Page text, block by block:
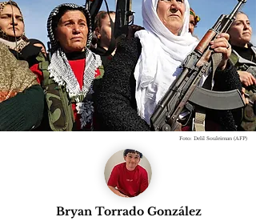
Foto: Delil Souleiman (AFP)
Bryan Torrado González